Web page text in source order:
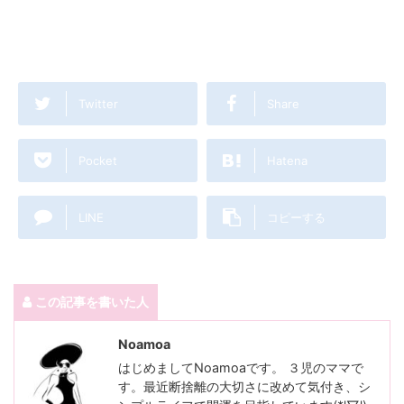
Twitter Share
Pocket Hatena
LINE コピーする
この記事を書いた人
Noamoa
はじめましてNoamoaです。 ３児のママで
す。最近断捨離の大切さに改めて気付き、シ